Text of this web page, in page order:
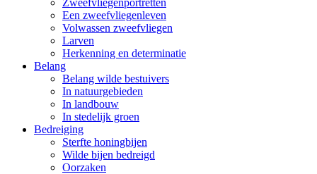
Zweefvliegenportretten
Een zweefvliegenleven
Volwassen zweefvliegen
Larven
Herkenning en determinatie
Belang
Belang wilde bestuivers
In natuurgebieden
In landbouw
In stedelijk groen
Bedreiging
Sterfte honingbijen
Wilde bijen bedreigd
Oorzaken